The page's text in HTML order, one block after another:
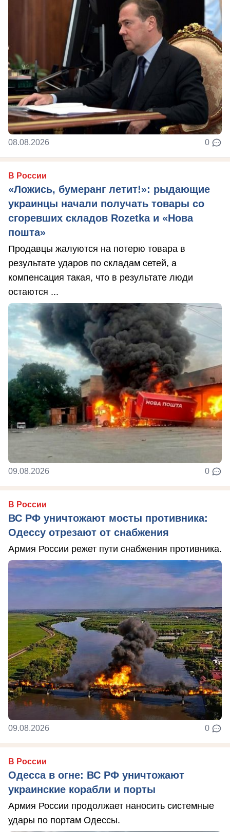
08.08.2026 0
В России
«Ложись, бумеранг летит!»: рыдающие
украинцы начали получать товары со
сгоревших складов Rozetka и «Нова
пошта»
Продавцы жалуются на потерю товара в
результате ударов по складам сетей, а
компенсация такая, что в результате люди
остаются ...
09.08.2026 0
В России
ВС РФ уничтожают мосты противника:
Одессу отрезают от снабжения
Армия России режет пути снабжения противника.
09.08.2026 0
В России
Одесса в огне: ВС РФ уничтожают
украинские корабли и порты
Армия России продолжает наносить системные
удары по портам Одессы.